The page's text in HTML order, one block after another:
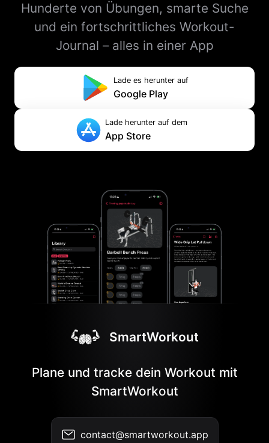
Hunderte von Übungen, smarte Suche
und ein fortschrittliches Workout-
Journal – alles in einer App
Lade es herunter auf
Google Play
Lade herunter auf dem
App Store
SmartWorkout
Plane und tracke dein Workout mit
SmartWorkout
contact@smartworkout.app